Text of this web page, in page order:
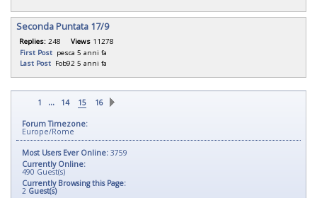
Seconda Puntata 17/9
Replies: 248 Views 11278
First Post pesca 5 anni fa
Last Post Fob92 5 anni fa
1 ... 14 15 16
Forum Timezone:
Europe/Rome
Most Users Ever Online: 3759
Currently Online:
490 Guest(s)
Currently Browsing this Page:
2 Guest(s)